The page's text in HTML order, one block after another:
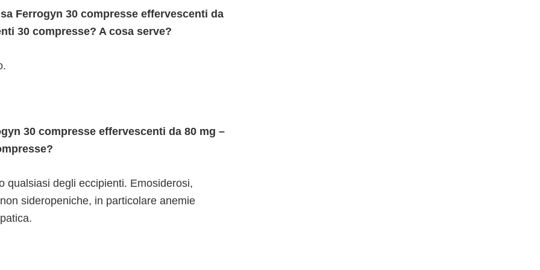
Ferrogyn 30 compresse effervescenti da
30 compresse? A cosa serve?
30 compresse effervescenti da 80 mg –
qualsiasi degli eccipienti. Emosiderosi,
sideropeniche, in particolare anemie